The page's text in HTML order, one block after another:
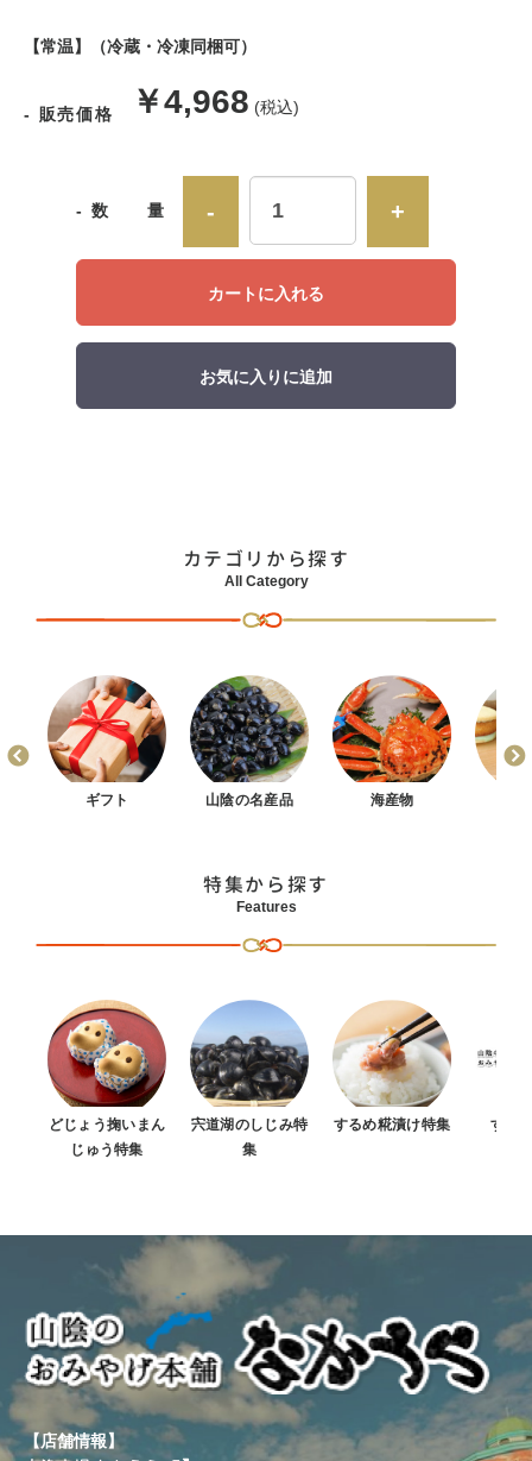
【常温】（冷蔵・冷凍同梱可）
- 販売価格
販
価
￥4,968 (税込)
- 数 量 - +
カートに入れる
お気に入りに追加
カテゴリから探す
All Category
ギフト 山陰の名産品 海産物
特集から探す
Features
どじょう掬いまん
じゅう特集
宍道湖のしじみ特
集
するめ糀漬け特集 すべ
【店舗情報】